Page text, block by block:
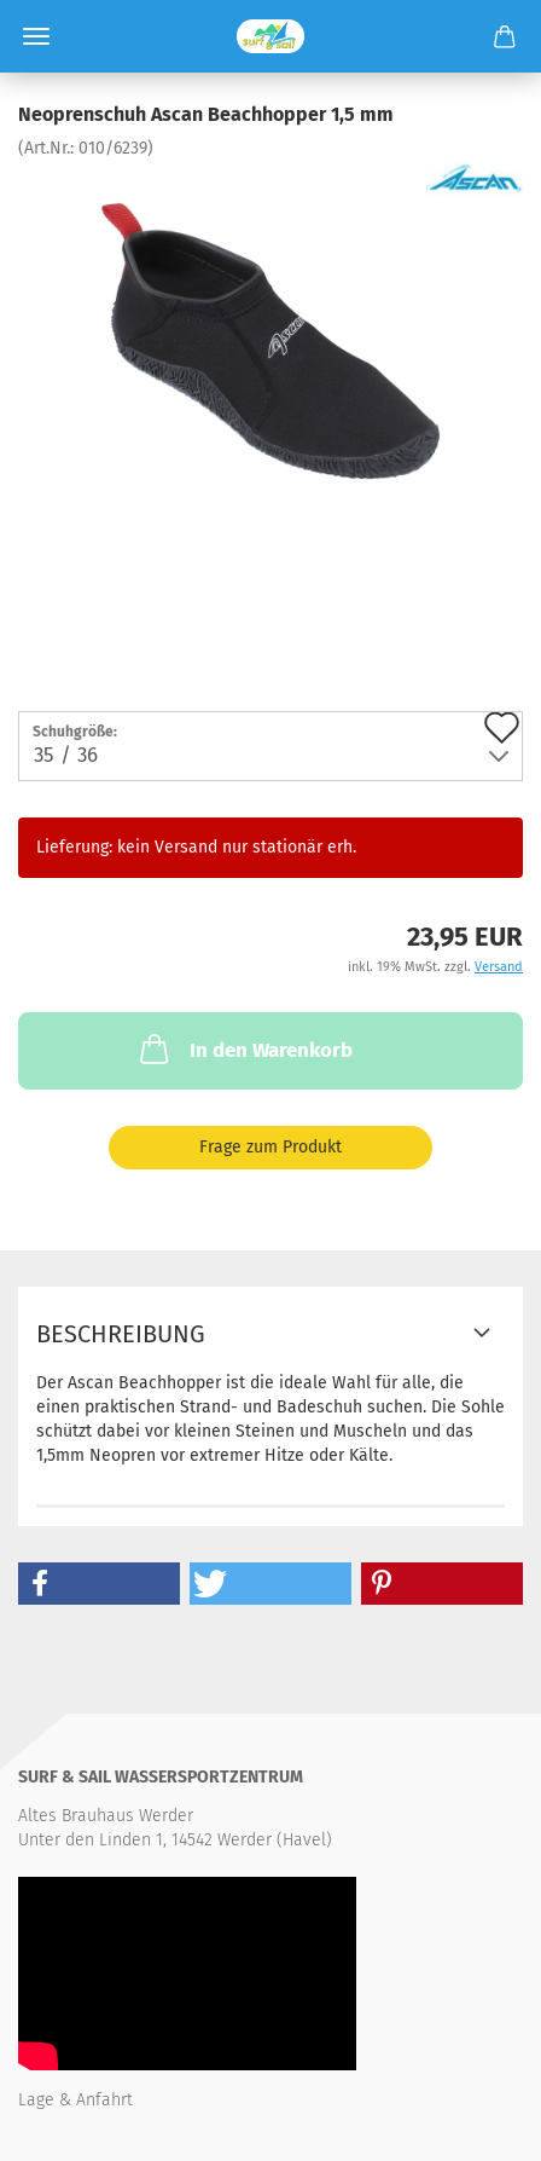
Neoprenschuh Ascan Beachhopper 1,5 mm
(Art.Nr.: 010/6239)
Schuhgröße:
Lieferung: kein Versand nur stationär erh.
23,95 EUR
inkl. 19% MwSt. zzgl. Versand
In den Warenkorb
Frage zum Produkt
BESCHREIBUNG
Der Ascan Beachhopper ist die ideale Wahl für alle, die
einen praktischen Strand- und Badeschuh suchen. Die Sohle
schützt dabei vor kleinen Steinen und Muscheln und das
1,5mm Neopren vor extremer Hitze oder Kälte.
SURF & SAIL WASSERSPORTZENTRUM
Altes Brauhaus Werder
Unter den Linden 1, 14542 Werder (Havel)
Lage & Anfahrt